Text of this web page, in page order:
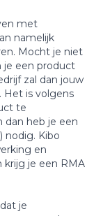
met
namelijk
Mocht je niet
je een product
zal dan jouw
Het is volgens
te
dan heb je een
nodig. Kibo
en
krijg je een RMA
je